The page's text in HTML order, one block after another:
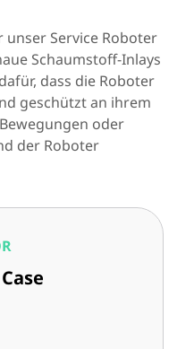
Service Roboter
Schaumstoff-Inlays
dass die Roboter
geschützt an ihrem
oder
der Roboter